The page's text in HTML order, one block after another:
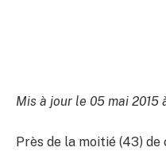
Mis à jour le 05 mai 2015
Près de la moitié (43)